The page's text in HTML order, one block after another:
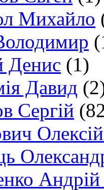
Михайло
Денис (1)
Давид
Сергій
Андрій